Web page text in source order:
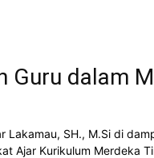
Guru dalam
SH., M.Si di
Ajar Kurikulum Merdeka